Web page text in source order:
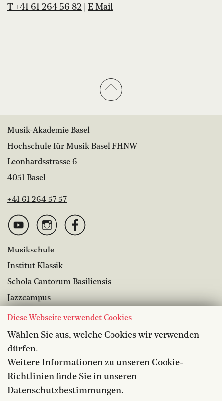
T +41 61 264 56 82
E Mail
Musik-Akademie Basel
Hochschule für Musik Basel FHNW
Leonhardsstrasse 6
4051 Basel
+41 61 264 57 57
Musikschule
Institut Klassik
Schola Cantorum Basiliensis
Jazzcampus
Bibliothek
Offene Stellen
Barrierefreiheit
Datenschutz
Diese Webseite verwendet Cookies
Wählen Sie aus, welche Cookies wir verwenden
dürfen.
Weitere Informationen zu unseren Cookie-
Richtlinien finde Sie in unseren
Datenschutzbestimmungen.